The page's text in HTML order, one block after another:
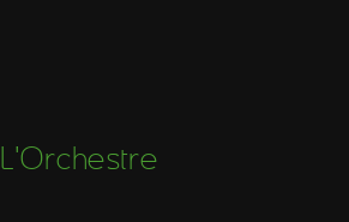
L'Orchestre